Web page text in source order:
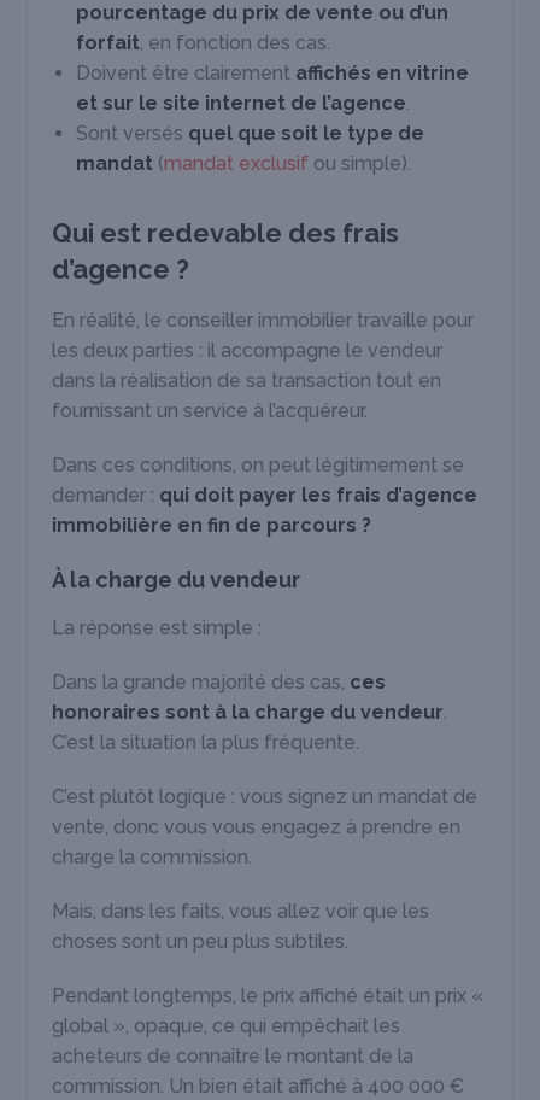
pourcentage du prix de vente ou d’un
forfait, en fonction des cas.
Doivent être clairement affichés en vitrine
et sur le site internet de l’agence.
Sont versés quel que soit le type de
mandat (mandat exclusif ou simple).
Qui est redevable des frais
d’agence ?
En réalité, le conseiller immobilier travaille pour
les deux parties : il accompagne le vendeur
dans la réalisation de sa transaction tout en
fournissant un service à l’acquéreur.
Dans ces conditions, on peut légitimement se
demander : qui doit payer les frais d’agence
immobilière en fin de parcours ?
À la charge du vendeur
La réponse est simple :
Dans la grande majorité des cas, ces
honoraires sont à la charge du vendeur.
C’est la situation la plus fréquente.
C’est plutôt logique : vous signez un mandat de
vente, donc vous vous engagez à prendre en
charge la commission.
Mais, dans les faits, vous allez voir que les
choses sont un peu plus subtiles.
Pendant longtemps, le prix affiché était un prix «
global », opaque, ce qui empêchait les
acheteurs de connaître le montant de la
commission. Un bien était affiché à 400 000 €